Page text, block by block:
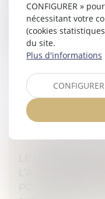
En octobre 1998,
procréation
des requérantes
2002, les deux
Lire la suite
LE LOCATAIRE
POUR
CONFIGURER »
nécessitant votre
(cookies
du site.
Plus d'informations
CONFIGURER